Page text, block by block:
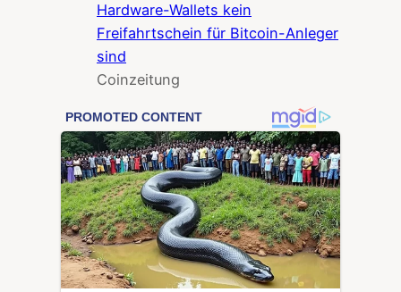
Hardware-Wallets kein
Freifahrtschein für Bitcoin-Anleger
sind
Coinzeitung